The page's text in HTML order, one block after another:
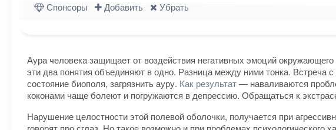
Спонсоры Добавить Убрать
Аура человека защищает от воздействия негативных эмоций
эти два понятия объединяют в одно. Разница между ними тонка. Встреча
состояние биополя, загрязнить ауру. Как результат— наваливаются
коконами чаще болеют и погружаются в депрессию. Обращаться к
Нарушение целостности этой полевой оболочки, получается при